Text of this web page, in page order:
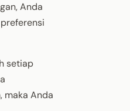
Anda
setiap
maka Anda